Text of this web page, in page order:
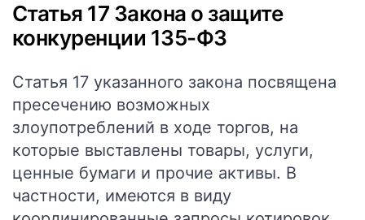
Статья 17 Закона о защите
конкуренции 135-ФЗ
Статья 17 указанного закона посвящена
пресечению возможных
злоупотреблений в ходе торгов, на
которые выставлены товары, услуги,
ценные бумаги и прочие активы. В
частности, имеются в виду